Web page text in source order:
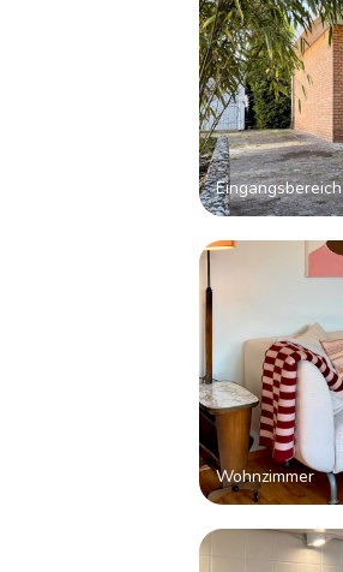
Eingangsbereich
Wohnzimmer